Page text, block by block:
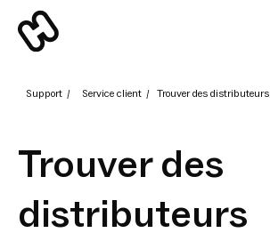
Support / Service client / Trouver des distributeurs
Trouver des
distributeurs